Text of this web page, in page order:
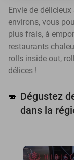
Envie de
environs, vous
plus frais, à
restaurants
rolls inside out,
délices !
🍣 Dégustez
dans la